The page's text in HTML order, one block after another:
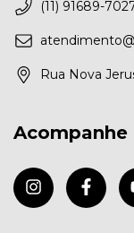
(11) 91689-
Rua Nova
Acompanhe